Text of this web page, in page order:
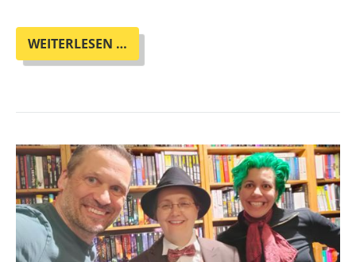
WEITERLESEN …
WILLIAMS
DEM
UND
HOBBIT-
PRESSE
IM
PFEFFERBERG